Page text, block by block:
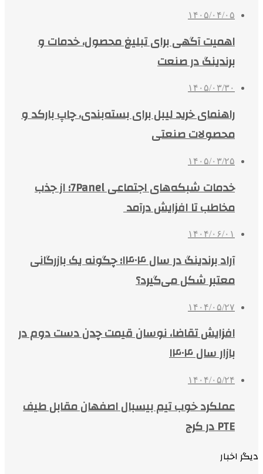
۱۴۰۵/۰۴/۰۵
اهمیت آگهی برای تبلیغ محصول، خدمات و
برندینگ در صنعت
۱۴۰۵/۰۳/۳۰
راهنمای خرید لیبل برای بسته‌بندی، چاپ بارکد و
محصولات صنعتی
۱۴۰۵/۰۳/۲۵
خدمات شبکه‌های اجتماعی 7Panel؛ از جذب
مخاطب تا افزایش درآمد
۱۴۰۴/۰۶/۰۱
آراد برندینگ در سال ۱۴۰۴؛ چگونه یک بازرگانی
معتبر شکل می‌گیرد؟
۱۴۰۴/۰۵/۲۷
افزایش تقاضا، نوسان قیمت چدن دست دوم در
بازار سال ۱۴۰۴
۱۴۰۴/۰۵/۲۴
عملکرد خوب تیم بیسبال اصفهان مقابل طیف
PTE در کرج
دیگر اخبار